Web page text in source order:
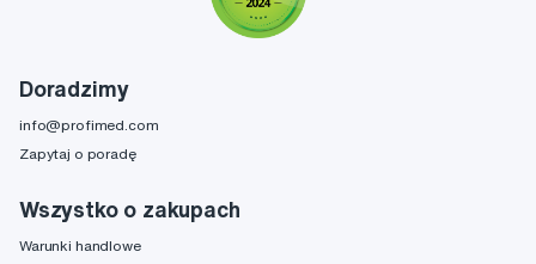
Doradzimy
info@profimed.com
Zapytaj o poradę
Wszystko o zakupach
Warunki handlowe